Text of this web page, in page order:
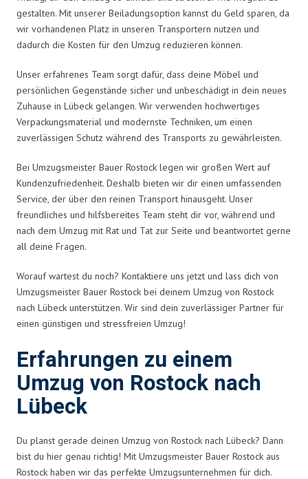
gestalten. Mit unserer Beiladungsoption kannst du Geld sparen, da
wir vorhandenen Platz in unseren Transportern nutzen und
dadurch die Kosten für den Umzug reduzieren können.
Unser erfahrenes Team sorgt dafür, dass deine Möbel und
persönlichen Gegenstände sicher und unbeschädigt in dein neues
Zuhause in Lübeck gelangen. Wir verwenden hochwertiges
Verpackungsmaterial und modernste Techniken, um einen
zuverlässigen Schutz während des Transports zu gewährleisten.
Bei Umzugsmeister Bauer Rostock legen wir großen Wert auf
Kundenzufriedenheit. Deshalb bieten wir dir einen umfassenden
Service, der über den reinen Transport hinausgeht. Unser
freundliches und hilfsbereites Team steht dir vor, während und
nach dem Umzug mit Rat und Tat zur Seite und beantwortet gerne
all deine Fragen.
Worauf wartest du noch? Kontaktiere uns jetzt und lass dich von
Umzugsmeister Bauer Rostock bei deinem Umzug von Rostock
nach Lübeck unterstützen. Wir sind dein zuverlässiger Partner für
einen günstigen und stressfreien Umzug!
Erfahrungen zu einem
Umzug von Rostock nach
Lübeck
Du planst gerade deinen Umzug von Rostock nach Lübeck? Dann
bist du hier genau richtig! Mit Umzugsmeister Bauer Rostock aus
Rostock haben wir das perfekte Umzugsunternehmen für dich.